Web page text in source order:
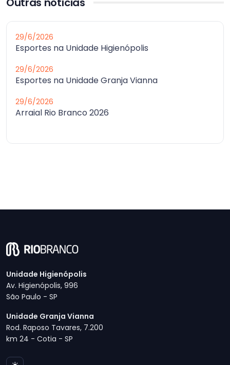
29/6/2026
Esportes na Unidade Higienópolis
29/6/2026
Esportes na Unidade Granja Vianna
29/6/2026
Arraial Rio Branco 2026
Unidade Higienópolis
Av. Higienópolis, 996
São Paulo - SP
Unidade Granja Vianna
Rod. Raposo Tavares, 7.200
km 24 - Cotia - SP